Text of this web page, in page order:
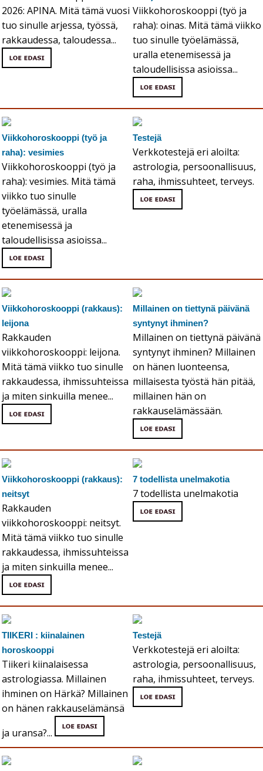
2026: APINA. Mitä tämä vuosi
tuo sinulle arjessa, työssä,
rakkaudessa, taloudessa...
Viikkohoroskooppi (työ ja
raha): oinas. Mitä tämä viikko
tuo sinulle työelämässä,
uralla etenemisessä ja
taloudellisissa asioissa...
Viikkohoroskooppi (työ ja
raha): vesimies
Viikkohoroskooppi (työ ja
raha): vesimies. Mitä tämä
viikko tuo sinulle
työelämässä, uralla
etenemisessä ja
taloudellisissa asioissa...
Testejä
Verkkotestejä eri aloilta:
astrologia, persoonallisuus,
raha, ihmissuhteet, terveys.
Viikkohoroskooppi (rakkaus):
leijona
Rakkauden
viikkohoroskooppi: leijona.
Mitä tämä viikko tuo sinulle
rakkaudessa, ihmissuhteissa
ja miten sinkuilla menee...
Millainen on tiettynä päivänä
syntynyt ihminen?
Millainen on tiettynä päivänä
syntynyt ihminen? Millainen
on hänen luonteensa,
millaisesta työstä hän pitää,
millainen hän on
rakkauselämässään.
Viikkohoroskooppi (rakkaus):
neitsyt
Rakkauden
viikkohoroskooppi: neitsyt.
Mitä tämä viikko tuo sinulle
rakkaudessa, ihmissuhteissa
ja miten sinkuilla menee...
7 todellista unelmakotia
7 todellista unelmakotia
TIIKERI : kiinalainen
horoskooppi
Tiikeri kiinalaisessa
astrologiassa. Millainen
ihminen on Härkä? Millainen
on hänen rakkauselämänsä
ja uransa?...
Testejä
Verkkotestejä eri aloilta:
astrologia, persoonallisuus,
raha, ihmissuhteet, terveys.